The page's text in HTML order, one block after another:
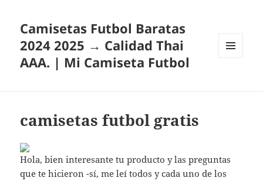
Camisetas Futbol Baratas
2024 2025 → Calidad Thai
AAA. | Mi Camiseta Futbol
camisetas futbol gratis
Hola, bien interesante tu producto y las preguntas
que te hicieron -sí, me leí todos y cada uno de los